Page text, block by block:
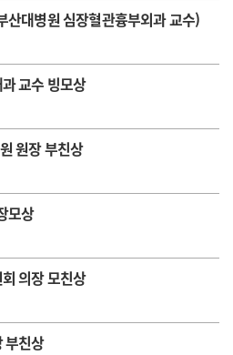
대병원 심장혈관흉부외과 교수)
교수 빙모상
원장 부친상
모상
의장 모친상
부친상